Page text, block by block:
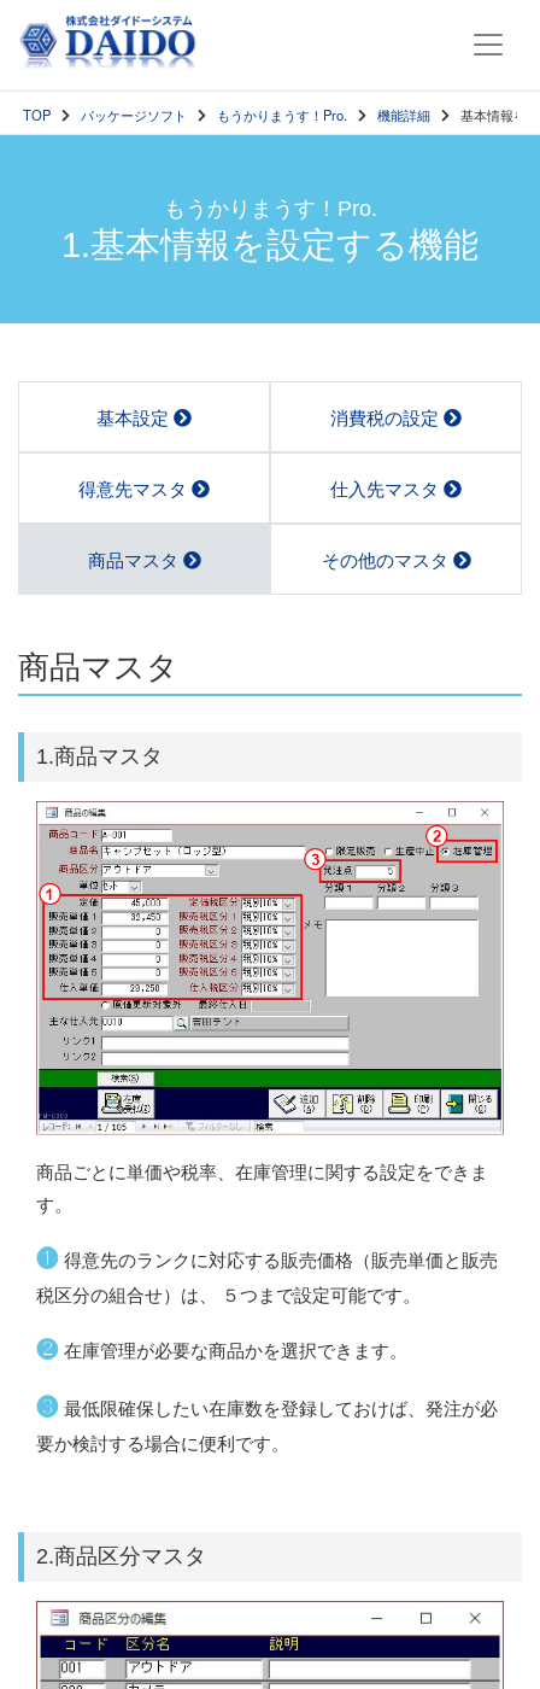
TOP パッケージソフト もうかりまうす！Pro. 機能詳細 基本情報を
もうかりまうす！Pro.
1.基本情報を設定する機能
基本設定 消費税の設定
得意先マスタ 仕入先マスタ
商品マスタ その他のマスタ
商品マスタ
1.商品マスタ
商品ごとに単価や税率、在庫管理に関する設定をできま
す。
❶ 得意先のランクに対応する販売価格（販売単価と販売
税区分の組合せ）は、 ５つまで設定可能です。
❷ 在庫管理が必要な商品かを選択できます。
❸ 最低限確保したい在庫数を登録しておけば、発注が必
要か検討する場合に便利です。
2.商品区分マスタ